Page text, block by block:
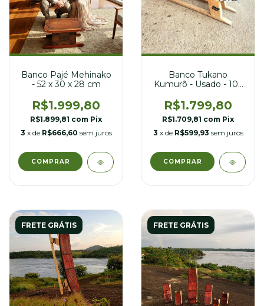
Banco Pajé Mehinako
- 52 x 30 x 28 cm
R$1.999,80
R$1.899,81 com Pix
3 x de R$666,60 sem juros
Banco Tukano
Kumurõ - Usado - 103
R$1.799,80
R$1.709,81 com Pix
3 x de R$599,93 sem juros
FRETE GRÁTIS FRETE GRÁTIS